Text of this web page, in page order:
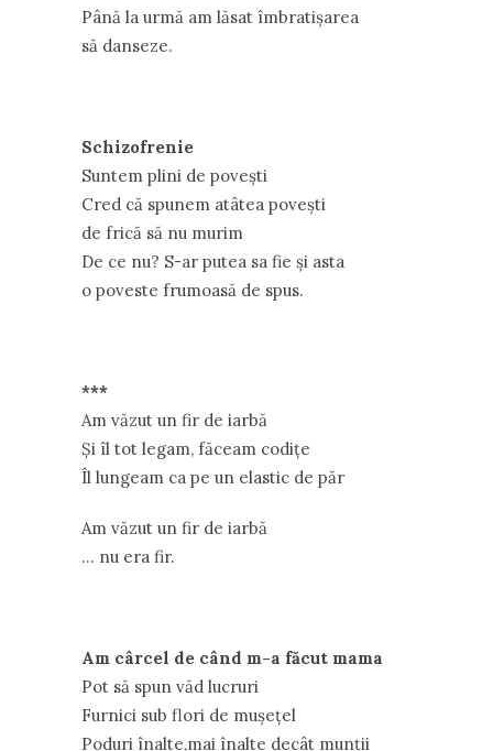
Până la urmă am lăsat îmbratișarea
să danseze.
Schizofrenie
Suntem plini de povești
Cred că spunem atâtea povești
de frică să nu murim
De ce nu? S-ar putea sa fie și asta
o poveste frumoasă de spus.
***
Am văzut un fir de iarbă
Și îl tot legam, făceam codițe
Îl lungeam ca pe un elastic de păr
Am văzut un fir de iarbă
… nu era fir.
Am cârcel de când m-a făcut mama
Pot să spun văd lucruri
Furnici sub flori de mușețel
Poduri înalte,mai înalte decât munții